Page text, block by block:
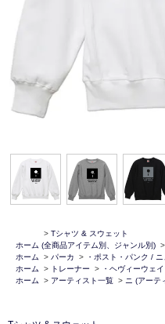
ホーム
> Tシャツ & スウェット
(全商品アイテム別、ジャンル別) >
ホーム
> パーカ >
・ポスト・パンク /
ホーム
> トレーナー >
・ヘヴィーウェ
ホーム
> アーティスト一覧 > ニ (アーテ